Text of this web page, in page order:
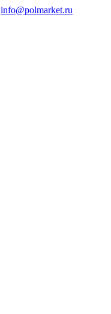
info@polmarket.ru